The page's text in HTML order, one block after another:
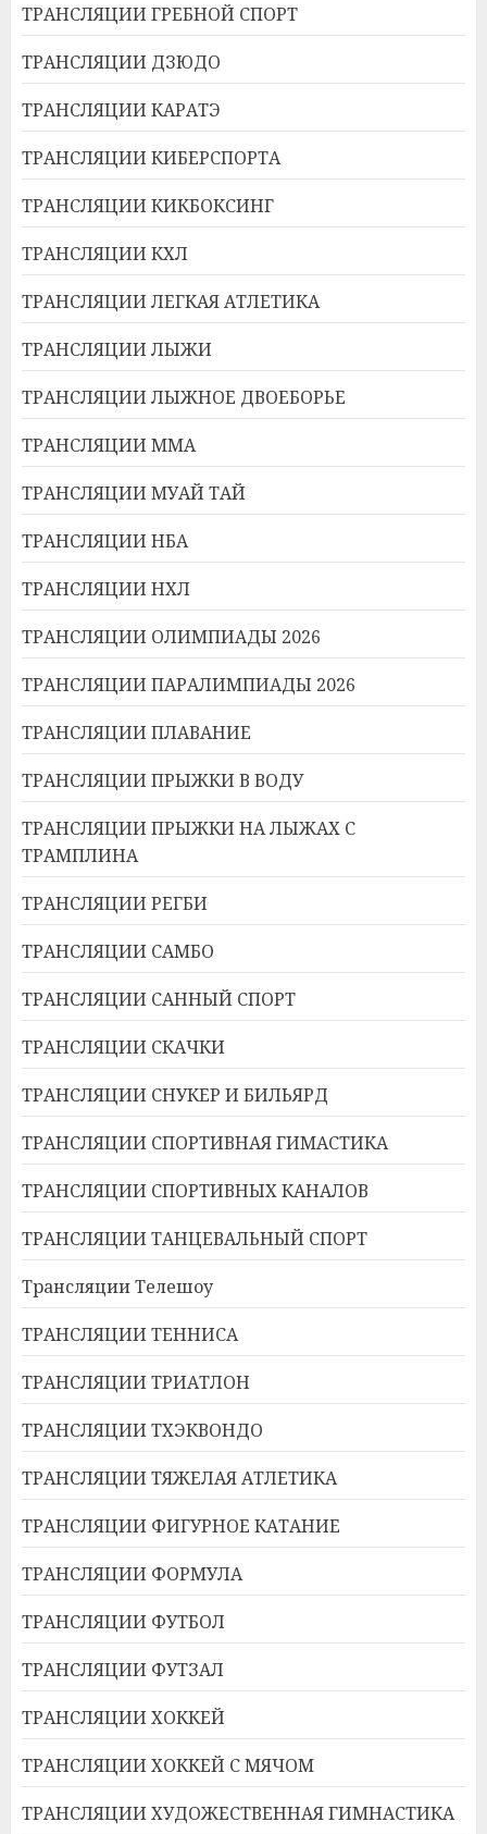
ТРАНСЛЯЦИИ ГРЕБНОЙ СПОРТ
ТРАНСЛЯЦИИ ДЗЮДО
ТРАНСЛЯЦИИ КАРАТЭ
ТРАНСЛЯЦИИ КИБЕРСПОРТА
ТРАНСЛЯЦИИ КИКБОКСИНГ
ТРАНСЛЯЦИИ КХЛ
ТРАНСЛЯЦИИ ЛЕГКАЯ АТЛЕТИКА
ТРАНСЛЯЦИИ ЛЫЖИ
ТРАНСЛЯЦИИ ЛЫЖНОЕ ДВОЕБОРЬЕ
ТРАНСЛЯЦИИ ММА
ТРАНСЛЯЦИИ МУАЙ ТАЙ
ТРАНСЛЯЦИИ НБА
ТРАНСЛЯЦИИ НХЛ
ТРАНСЛЯЦИИ ОЛИМПИАДЫ 2026
ТРАНСЛЯЦИИ ПАРАЛИМПИАДЫ 2026
ТРАНСЛЯЦИИ ПЛАВАНИЕ
ТРАНСЛЯЦИИ ПРЫЖКИ В ВОДУ
ТРАНСЛЯЦИИ ПРЫЖКИ НА ЛЫЖАХ С
ТРАМПЛИНА
ТРАНСЛЯЦИИ РЕГБИ
ТРАНСЛЯЦИИ САМБО
ТРАНСЛЯЦИИ САННЫЙ СПОРТ
ТРАНСЛЯЦИИ СКАЧКИ
ТРАНСЛЯЦИИ СНУКЕР И БИЛЬЯРД
ТРАНСЛЯЦИИ СПОРТИВНАЯ ГИМАСТИКА
ТРАНСЛЯЦИИ СПОРТИВНЫХ КАНАЛОВ
ТРАНСЛЯЦИИ ТАНЦЕВАЛЬНЫЙ СПОРТ
Трансляции Телешоу
ТРАНСЛЯЦИИ ТЕННИСА
ТРАНСЛЯЦИИ ТРИАТЛОН
ТРАНСЛЯЦИИ ТХЭКВОНДО
ТРАНСЛЯЦИИ ТЯЖЕЛАЯ АТЛЕТИКА
ТРАНСЛЯЦИИ ФИГУРНОЕ КАТАНИЕ
ТРАНСЛЯЦИИ ФОРМУЛА
ТРАНСЛЯЦИИ ФУТБОЛ
ТРАНСЛЯЦИИ ФУТЗАЛ
ТРАНСЛЯЦИИ ХОККЕЙ
ТРАНСЛЯЦИИ ХОККЕЙ С МЯЧОМ
ТРАНСЛЯЦИИ ХУДОЖЕСТВЕННАЯ ГИМНАСТИКА